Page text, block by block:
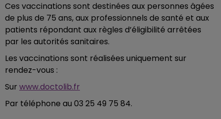
Ces vaccinations sont destinées aux personnes âgées
de plus de 75 ans, aux professionnels de santé et aux
patients répondant aux règles d’éligibilité arrêtées
par les autorités sanitaires.
Les vaccinations sont réalisées uniquement sur
rendez-vous :
Sur www.doctolib.fr
Par téléphone au 03 25 49 75 84.